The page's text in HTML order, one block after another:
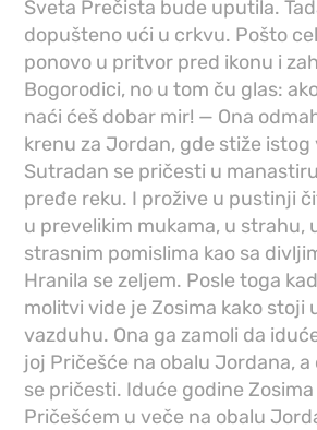
Sveta Prečista bude uputila.
dopušteno ući u crkvu. Pošto
ponovo u pritvor pred ikonu i
Bogorodici, no u tom ču glas:
naći ćeš dobar mir! — Ona
krenu za Jordan, gde stiže istog
Sutradan se pričesti u
pređe reku. I prožive u pustinji
u prevelikim mukama, u strahu,
strasnim pomislima kao sa
Hranila se zeljem. Posle toga
molitvi vide je Zosima kako stoji
vazduhu. Ona ga zamoli da
joj Pričešće na obalu Jordana, a
se pričesti. Iduće godine
Pričešćem u veče na obalu